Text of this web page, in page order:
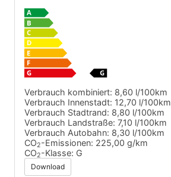
Verbrauch kombiniert: 8,60 l/100km
Verbrauch Innenstadt: 12,70 l/100km
Verbrauch Stadtrand: 8,80 l/100km
Verbrauch Landstraße: 7,10 l/100km
Verbrauch Autobahn: 8,30 l/100km
CO2-Emissionen: 225,00 g/km
CO2-Klasse: G
Download